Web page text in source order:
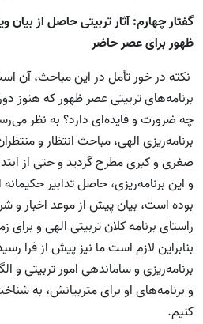
گفتار چهارم: آثار تربيتى حاصل از بيان
ظهور براى عصر حاضر
نکته در خور تأمل در این مباحث، آن
برنامه‌های تربیتی عصر ظهور که هنوز
چه ضرورت و فایده‌ای دارد؟ به نظر
برنامه‌ریزی الهی، مباحث انتظار و
صغری و کبری مطرح گردید و حتی از
و این برنامه‌ریزی، حاصل تدابیر
بوده است، بیان پیش از موعد اخبار و
راستای برنامه کلان تربیتی الهی و برای
بنابراین لازم است ما نیز پیش از فرا
برنامه‌ریزی و ساماندهی امور تربیتی و
و برنامه‌های او برای متربیانش، به
کنیم.